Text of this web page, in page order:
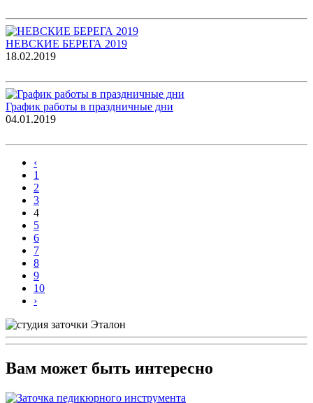
НЕВСКИЕ БЕРЕГА 2019
18.02.2019
График работы в праздничные дни
04.01.2019
‹
1
2
3
4
5
6
7
8
9
10
›
Вам может быть интересно